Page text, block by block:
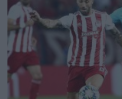
να επιστρέψουν στις […]